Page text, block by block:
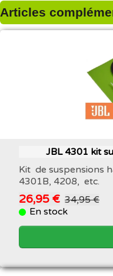
Articles
JBL 4301 kit
Kit de suspensions
4301B, 4208, etc.
26,95 € 34,95 €
En stock